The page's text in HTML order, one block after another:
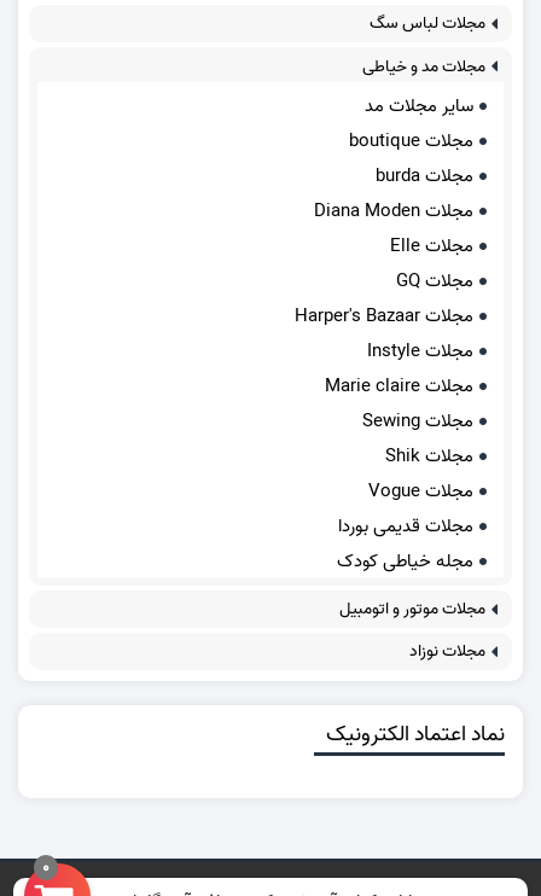
مجلات لباس سگ
مجلات مد و خیاطی
سایر مجلات مد
مجلات boutique
مجلات burda
مجلات Diana Moden
مجلات Elle
مجلات GQ
مجلات Harper's Bazaar
مجلات Instyle
مجلات Marie claire
مجلات Sewing
مجلات Shik
مجلات Vogue
مجلات قدیمی بوردا
مجله خیاطی کودک
مجلات موتور و اتومبیل
مجلات نوزاد
نماد اعتماد الکترونیک
تمامی حقوق برای سایت ما محفوظ است.
0